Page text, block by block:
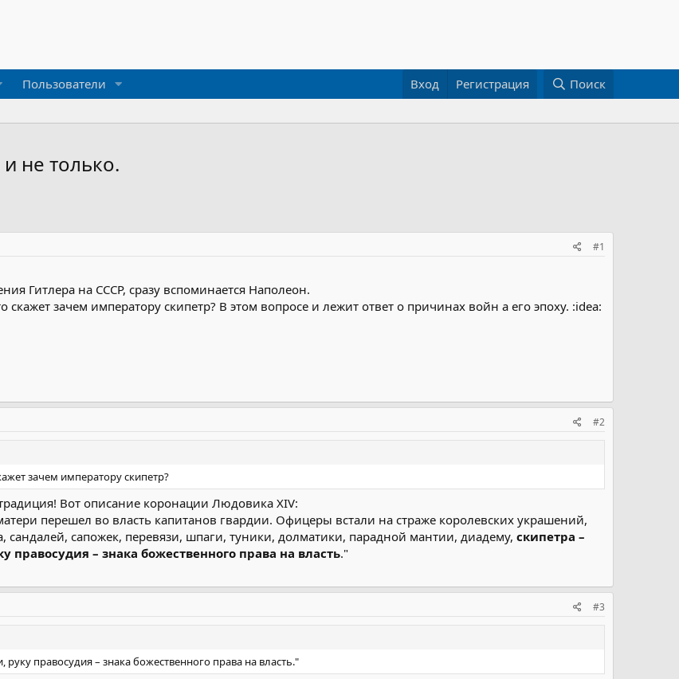
Пользователи Вход Регистрация Поиск
не только.
#1
Гитлера на СССР, сразу вспоминается Наполеон.
скажет зачем императору скипетр? В этом вопросе и лежит ответ о причинах войн а его эпоху. :idea:
#2
зачем императору скипетр?
Вот описание коронации Людовика XIV:
перешел во власть капитанов гвардии. Офицеры встали на страже королевских украшений,
сандалей, сапожек, перевязи, шпаги, туники, долматики, парадной мантии, диадему, скипетра –
правосудия – знака божественного права на власть."
#3
правосудия – знака божественного права на власть."